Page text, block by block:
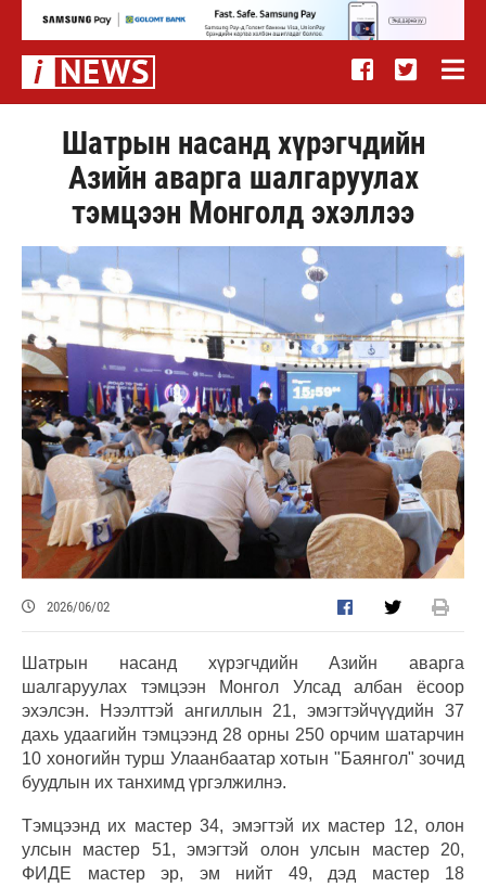
Шатрын насанд хүрэгчдийн
Азийн аварга шалгаруулах
тэмцээн Монголд эхэллээ
2026/06/02
Шатрын насанд хүрэгчдийн Азийн аварга
шалгаруулах тэмцээн Монгол Улсад албан ёсоор
эхэлсэн. Нээлттэй ангиллын 21, эмэгтэйчүүдийн 37
дахь удаагийн тэмцээнд 28 орны 250 орчим шатарчин
10 хоногийн турш Улаанбаатар хотын "Баянгол" зочид
буудлын их танхимд үргэлжилнэ.
Тэмцээнд их мастер 34, эмэгтэй их мастер 12, олон
улсын мастер 51, эмэгтэй олон улсын мастер 20,
ФИДЕ мастер эр, эм нийт 49, дэд мастер 18